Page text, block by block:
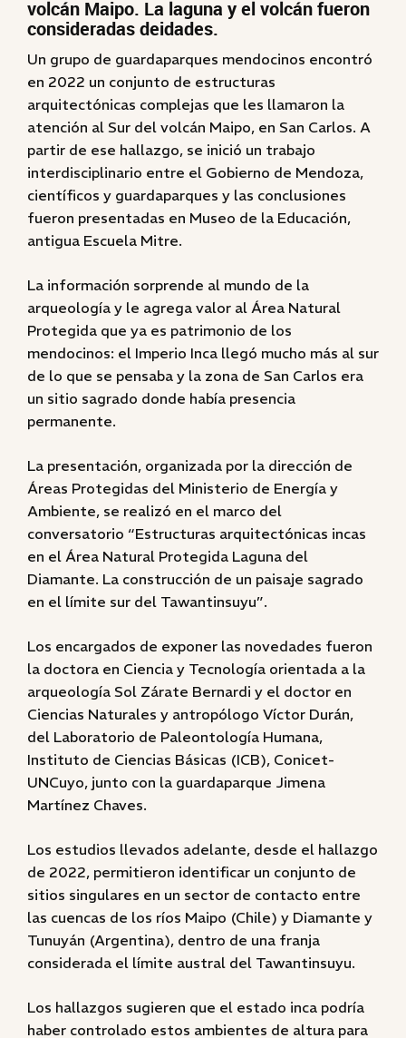
volcán Maipo. La laguna y el volcán fueron
consideradas deidades.
Un grupo de guardaparques mendocinos encontró
en 2022 un conjunto de estructuras
arquitectónicas complejas que les llamaron la
atención al Sur del volcán Maipo, en San Carlos. A
partir de ese hallazgo, se inició un trabajo
interdisciplinario entre el Gobierno de Mendoza,
científicos y guardaparques y las conclusiones
fueron presentadas en Museo de la Educación,
antigua Escuela Mitre.
La información sorprende al mundo de la
arqueología y le agrega valor al Área Natural
Protegida que ya es patrimonio de los
mendocinos: el Imperio Inca llegó mucho más al sur
de lo que se pensaba y la zona de San Carlos era
un sitio sagrado donde había presencia
permanente.
La presentación, organizada por la dirección de
Áreas Protegidas del Ministerio de Energía y
Ambiente, se realizó en el marco del
conversatorio “Estructuras arquitectónicas incas
en el Área Natural Protegida Laguna del
Diamante. La construcción de un paisaje sagrado
en el límite sur del Tawantinsuyu”.
Los encargados de exponer las novedades fueron
la doctora en Ciencia y Tecnología orientada a la
arqueología Sol Zárate Bernardi y el doctor en
Ciencias Naturales y antropólogo Víctor Durán,
del Laboratorio de Paleontología Humana,
Instituto de Ciencias Básicas (ICB), Conicet-
UNCuyo, junto con la guardaparque Jimena
Martínez Chaves.
Los estudios llevados adelante, desde el hallazgo
de 2022, permitieron identificar un conjunto de
sitios singulares en un sector de contacto entre
las cuencas de los ríos Maipo (Chile) y Diamante y
Tunuyán (Argentina), dentro de una franja
considerada el límite austral del Tawantinsuyu.
Los hallazgos sugieren que el estado inca podría
haber controlado estos ambientes de altura para